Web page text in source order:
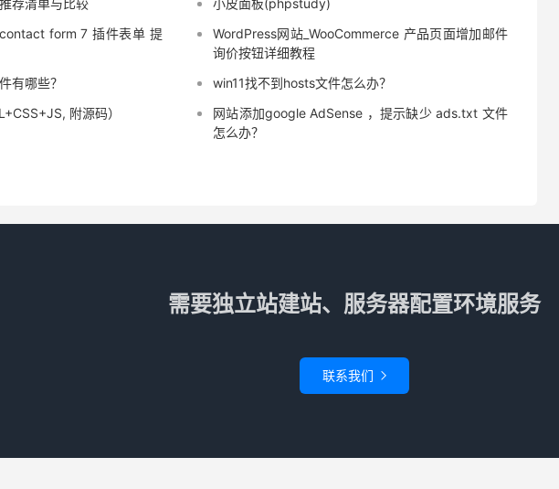
荐清单与比较
小皮面板(phpstudy)
form 7 插件表单 提
WordPress网站_WooCommerce 产品页面增加邮件
询价按钮详细教程
有哪些？
win11找不到hosts文件怎么办？
附源码）
网站添加google AdSense ，提示缺少 ads.txt 文件
怎么办？
需要独立站建站、服务器配置环境服务
联系我们 